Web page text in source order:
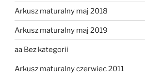
Arkusz maturalny maj 2018
Arkusz maturalny maj 2019
aa Bez kategorii
Arkusz maturalny czerwiec 2011